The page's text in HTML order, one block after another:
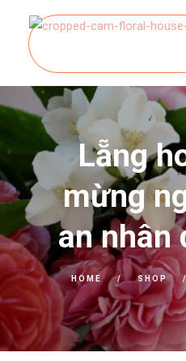
Lẵng
mừng
an nhân
HOME SHOP